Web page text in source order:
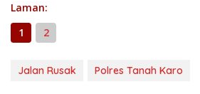
Laman:
1
2
Jalan Rusak Polres Tanah Karo